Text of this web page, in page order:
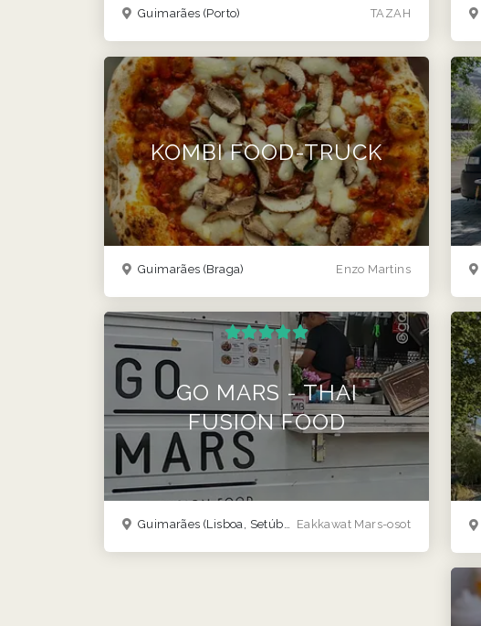
TAZAH
Guimarães (Porto)
KOMBI FOOD-TRUCK
Enzo Martins
Guimarães (Braga)
GO MARS - THAI
FUSION FOOD
Eakkawat Mars-osot
Guimarães (Lisboa, Setúbal, Coimbra )